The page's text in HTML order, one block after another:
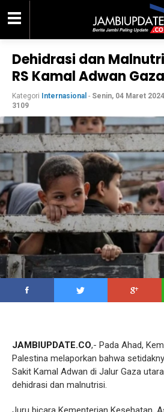
Dehidrasi dan
RS Kamal Adwan
Kategori Internasional - Senin, 04 Maret
3109
JAMBIUPDATE.CO,- Pada Ahad,
Palestina melaporkan bahwa
Sakit Kamal Adwan di Jalur Gaza
dehidrasi dan malnutrisi.